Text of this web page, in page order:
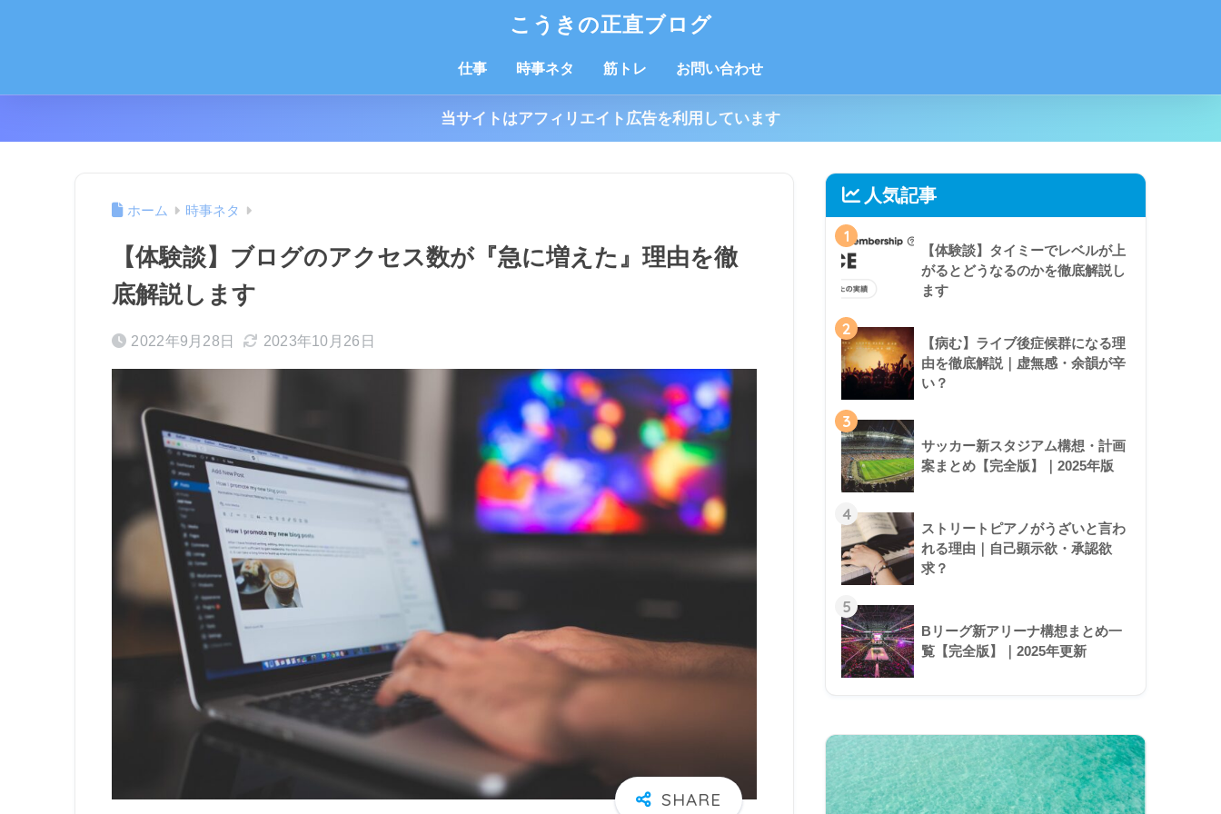
こうきの正直ブログ
仕事 時事ネタ 筋トレ お問い合わせ
当サイトはアフィリエイト広告を利用しています
ホーム 時事ネタ
【体験談】ブログのアクセス数が『急に増えた』理由を徹
底解説します
2022年9月28日 2023年10月26日
人気記事
1
【体験談】タイミーでレベルが上
がるとどうなるのかを徹底解説し
ます
2
【病む】ライブ後症候群になる理
由を徹底解説｜虚無感・余韻が辛
い？
3
サッカー新スタジアム構想・計画
案まとめ【完全版】｜2025年版
4
ストリートピアノがうざいと言わ
れる理由｜自己顕示欲・承認欲
求？
5
Bリーグ新アリーナ構想まとめ一
覧【完全版】｜2025年更新